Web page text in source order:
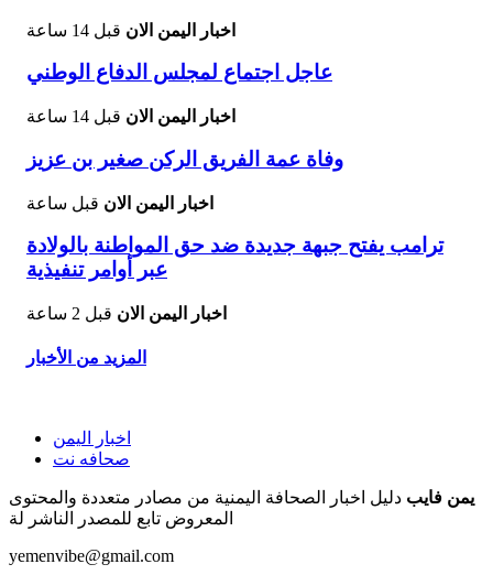
اخبار اليمن الان قبل 14 ساعة
عاجل اجتماع لمجلس الدفاع الوطني
اخبار اليمن الان قبل 14 ساعة
وفاة عمة الفريق الركن صغير بن عزيز
اخبار اليمن الان قبل ساعة
ترامب يفتح جبهة جديدة ضد حق المواطنة بالولادة
عبر أوامر تنفيذية
اخبار اليمن الان قبل 2 ساعة
المزيد من الأخبار
اخبار اليمن
صحافه نت
يمن فايب دليل اخبار الصحافة اليمنية من مصادر متعددة والمحتوى
المعروض تابع للمصدر الناشر لة
yemenvibe@gmail.com